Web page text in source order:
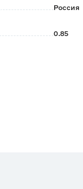
Россия
0.85